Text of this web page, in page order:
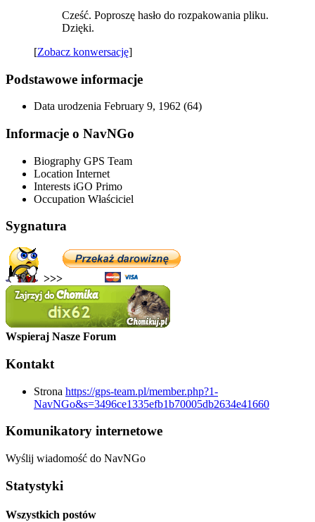
Cześć. Poproszę hasło do rozpakowania pliku.
Dzięki.
[Zobacz konwersację]
Podstawowe informacje
Data urodzenia February 9, 1962 (64)
Informacje o NavNGo
Biography GPS Team
Location Internet
Interests iGO Primo
Occupation Właściciel
Sygnatura
>>>
Wspieraj Nasze Forum
Kontakt
Strona https://gps-team.pl/member.php?1-
NavNGo&s=3496ce1335efb1b70005db2634e41660
Komunikatory internetowe
Wyślij wiadomość do NavNGo
Statystyki
Wszystkich postów